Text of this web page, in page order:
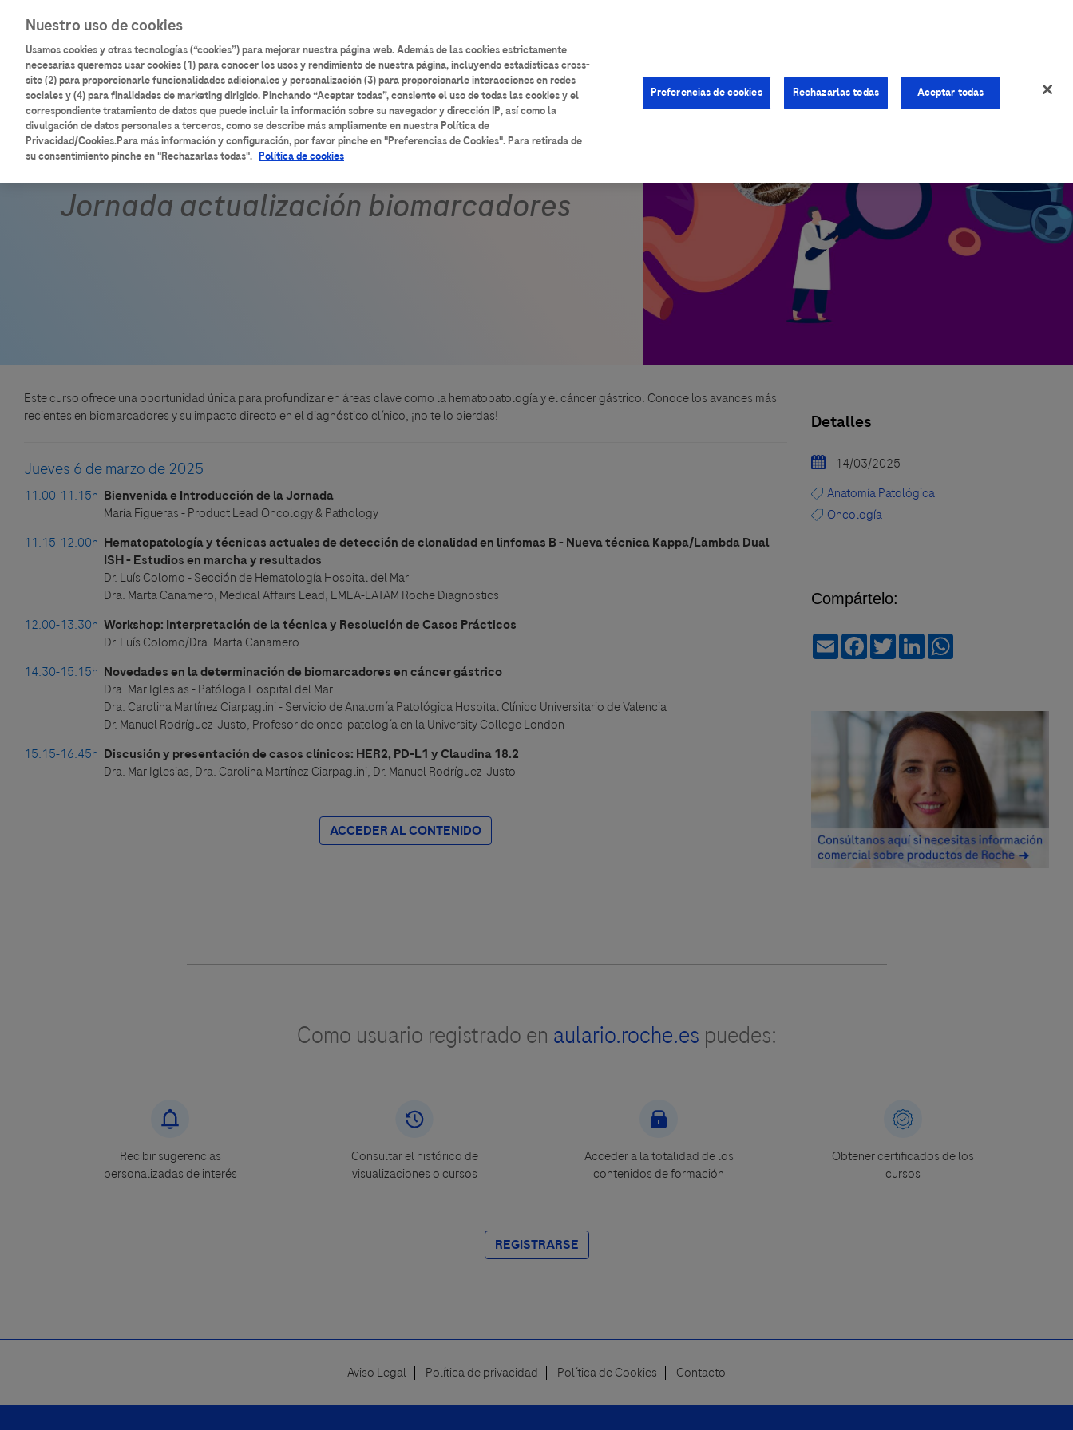
contenido
principal
Main
navigation
Inicio Catálogo de contenidos
account
menu
Jornada actualización biomarcadores
Este curso ofrece una oportunidad única para profundizar en áreas clave como la hematopatología y el cáncer gástrico. Conoce los avances más
recientes en biomarcadores y su impacto directo en el diagnóstico clínico, ¡no te lo pierdas!
Jueves 6 de marzo de 2025
11.00-11.15h Bienvenida e Introducción de la Jornada
María Figueras - Product Lead Oncology & Pathology
11.15-12.00h Hematopatología y técnicas actuales de detección de clonalidad en linfomas B - Nueva técnica Kappa/Lambda Dual
ISH - Estudios en marcha y resultados
Dr. Luís Colomo - Sección de Hematología Hospital del Mar
Dra. Marta Cañamero, Medical Affairs Lead, EMEA-LATAM Roche Diagnostics
12.00-13.30h Workshop: Interpretación de la técnica y Resolución de Casos Prácticos
Dr. Luís Colomo/Dra. Marta Cañamero
14.30-15:15h Novedades en la determinación de biomarcadores en cáncer gástrico
Dra. Mar Iglesias - Patóloga Hospital del Mar
Dra. Carolina Martínez Ciarpaglini - Servicio de Anatomía Patológica Hospital Clínico Universitario de Valencia
Dr. Manuel Rodríguez-Justo, Profesor de onco-patología en la University College London
15.15-16.45h Discusión y presentación de casos clínicos: HER2, PD-L1 y Claudina 18.2
Dra. Mar Iglesias, Dra. Carolina Martínez Ciarpaglini, Dr. Manuel Rodríguez-Justo
ACCEDER AL CONTENIDO
Detalles
14/03/2025
Anatomía Patológica
Oncología
Compártelo:
EmailFacebook
TwitterLinkedInWhatsApp
Como usuario registrado en aulario.roche.es puedes:
Recibir sugerencias
personalizadas de interés
Consultar el histórico de
visualizaciones o cursos
Acceder a la totalidad de los
contenidos de formación
Obtener certificados de los
cursos
REGISTRARSE
Footer
Aviso Legal Política de privacidad Política de Cookies Contacto
Nuestro uso de cookies
Usamos cookies y otras tecnologías (“cookies”) para mejorar nuestra página web. Además de las cookies estrictamente
necesarias queremos usar cookies (1) para conocer los usos y rendimiento de nuestra página, incluyendo estadísticas cross-
site (2) para proporcionarle funcionalidades adicionales y personalización (3) para proporcionarle interacciones en redes
sociales y (4) para finalidades de marketing dirigido. Pinchando “Aceptar todas”, consiente el uso de todas las cookies y el
correspondiente tratamiento de datos que puede incluir la información sobre su navegador y dirección IP, así como la
divulgación de datos personales a terceros, como se describe más ampliamente en nuestra Política de
Privacidad/Cookies.Para más información y configuración, por favor pinche en "Preferencias de Cookies". Para retirada de
su consentimiento pinche en "Rechazarlas todas". Política de cookies
Preferencias de cookies Rechazarlas todas Aceptar todas